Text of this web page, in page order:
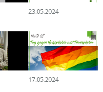
23.05.2024
17.05.2024